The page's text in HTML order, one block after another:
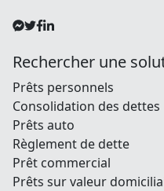
Rechercher une
Prêts personnels
Consolidation des dettes
Prêts auto
Règlement de dette
Prêt commercial
Prêts sur valeur